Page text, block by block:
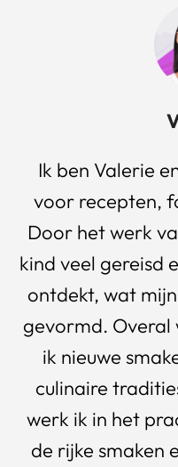
Ik ben Valerie
voor recepten,
Door het werk
kind veel gereisd
ontdekt, wat
gevormd. Overal
ik nieuwe
culinaire
werk ik in het
de rijke smaken